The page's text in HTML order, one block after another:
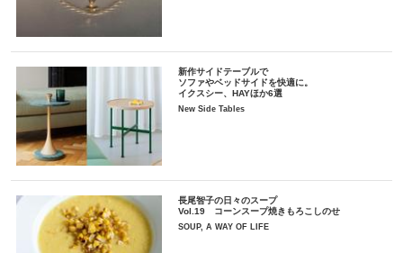
新作サイドテーブルで
ソファやベッドサイドを快適に。
イクスシー、HAYほか6選
New Side Tables
長尾智子の日々のスープ
Vol.19 コーンスープ焼きもろこしのせ
SOUP, A WAY OF LIFE